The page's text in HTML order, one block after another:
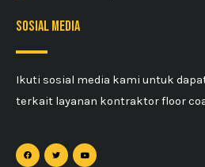
sosial media
Ikuti sosial media kami untuk
terkait layanan kontraktor floor